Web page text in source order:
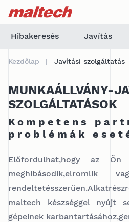
sr.skip-to.main-content
sr.skip-to.table-of-contents
sr.skip-to.main-navigation
Table Of Content
Újdonságok
Hibakeresés Javítás
Kezdőlap Javítási szolgáltatás
MUNKAÁLLVÁNY-
SZOLGÁLTATÁSOK
Kompetens
problémák
Előfordulhat,hogy az Ön
meghibásodik,elromlik
maltech készséggel nyújt
gépeinek